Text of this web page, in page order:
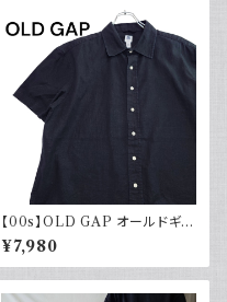
【00s】OLD GAP オールドギャ
ップ コットンリネンシャツ ブラッ
ク 黒 古着 半袖
¥7,980